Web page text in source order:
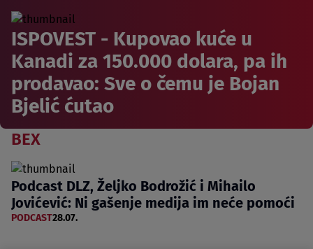
ISPOVEST - Kupovao kuće u
Kanadi za 150.000 dolara, pa ih
prodavao: Sve o čemu je Bojan
Bjelić ćutao
BEX
Podcast DLZ, Željko Bodrožić i Mihailo
Jovićević: Ni gašenje medija im neće pomoći
PODCAST28.07.